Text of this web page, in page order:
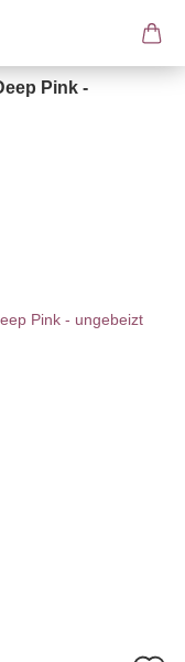
Pink -